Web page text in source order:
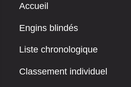
Accueil
Engins blindés
Liste chronologique
Classement individuel